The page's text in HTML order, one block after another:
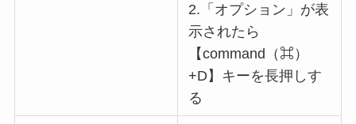
2.「オプション」が表
示されたら
【command（⌘）
+D】キーを長押しす
る